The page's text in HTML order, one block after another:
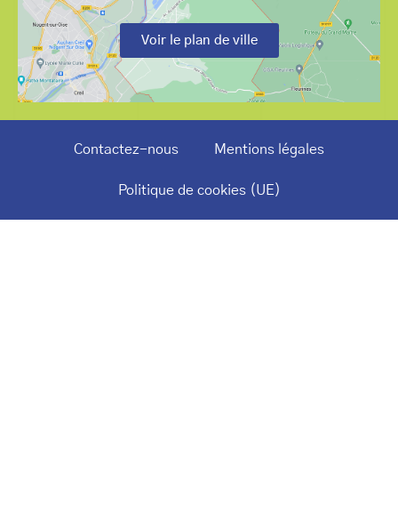
Voir le plan de ville
Contactez-nous Mentions légales
Politique de cookies (UE)